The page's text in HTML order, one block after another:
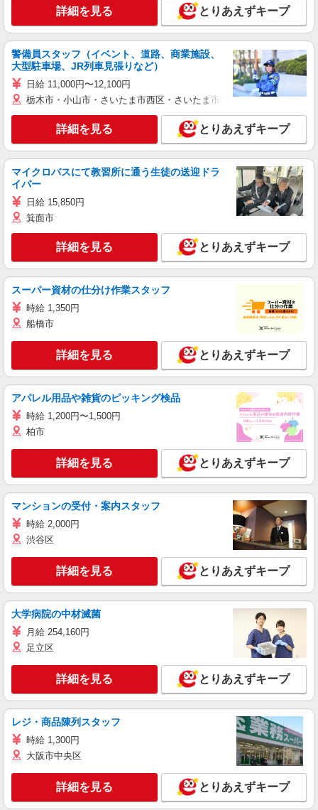
詳細を見る とりあえずキープ
警備員スタッフ（イベント、道路、商業施設、
大型駐車場、JR列車見張りなど）
日給 11,000円〜12,100円
栃木市・小山市・さいたま市西区・さいたま市岩槻区・久喜市・蓮田
詳細を見る とりあえずキープ
マイクロバスにて教習所に通う生徒の送迎ドラ
イバー
日給 15,850円
箕面市
詳細を見る とりあえずキープ
スーパー資材の仕分け作業スタッフ
時給 1,350円
船橋市
詳細を見る とりあえずキープ
アパレル用品や雑貨のピッキング検品
時給 1,200円〜1,500円
柏市
詳細を見る とりあえずキープ
マンションの受付・案内スタッフ
時給 2,000円
渋谷区
詳細を見る とりあえずキープ
大学病院の中材滅菌
月給 254,160円
足立区
詳細を見る とりあえずキープ
レジ・商品陳列スタッフ
時給 1,300円
大阪市中央区
詳細を見る とりあえずキープ